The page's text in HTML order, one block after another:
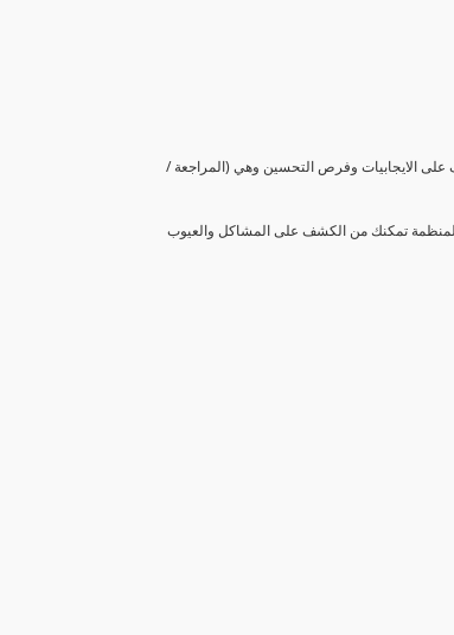
على الايجابيات وفرص التحسين وهي (المراجعة /
بالمنظمة تمكنك من الكشف على المشاكل والعيوب